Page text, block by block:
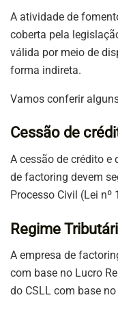
A atividade de
coberta pela
válida por meio de
forma indireta.
Vamos conferir
Cessão de
A cessão de crédito e
de factoring devem
Processo Civil (Lei
Regime
A empresa de
com base no Lucro
do CSLL com base